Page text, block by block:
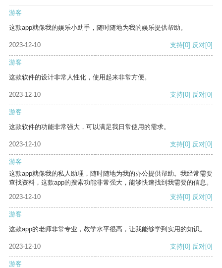
游客
这款app就像我的娱乐小助手，随时随地为我的娱乐提供帮助。
2023-12-10 支持[0] 反对[0]
游客
这款软件的设计非常人性化，使用起来非常方便。
2023-12-10 支持[0] 反对[0]
游客
这款软件的功能非常强大，可以满足我日常使用的需求。
2023-12-10 支持[0] 反对[0]
游客
这款app就像我的私人助理，随时随地为我的办公提供帮助。我经常需要
查找资料，这款app的搜索功能非常强大，能够快速找到我需要的信息。
2023-12-10
支持[0] 反对[0]
游客
这款app的老师非常专业，教学水平很高，让我能够学到实用的知识。
2023-12-10 支持[0] 反对[0]
游客